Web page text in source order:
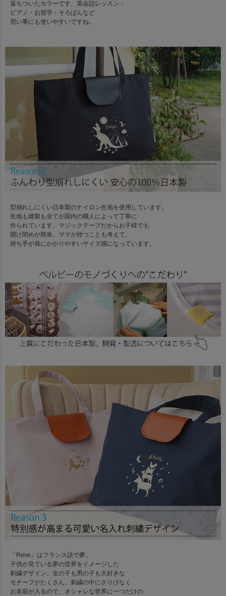
落ちついたカラーです。英会話レッスン・
ピアノ・お習字・そろばんなど
習い事にも使いやすいですね。
型崩れしにくい日本製のナイロン生地を使用しています。
生地も縫製も全てが国内の職人によって丁寧に
作られています。マジックテープだからお子様でも
開け閉めが簡単。ママが持つことも考えて、
持ち手が肩にかかりやすいサイズ感になっています。
「Reve」はフランス語で夢。
子供が見ている夢の世界をイメージした
刺繍デザイン。女の子も男の子も大好きな
モチーフがたくさん。刺繍の中にさりげなく
お名前が入るので、オシャレな世界に一つだけの